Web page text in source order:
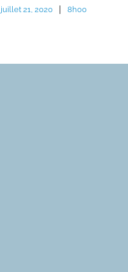
juillet 21, 2020 | 8h00